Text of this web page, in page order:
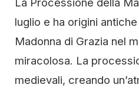
luglio e ha origini
Madonna di Grazia nel
miracolosa. La
medievali, creando